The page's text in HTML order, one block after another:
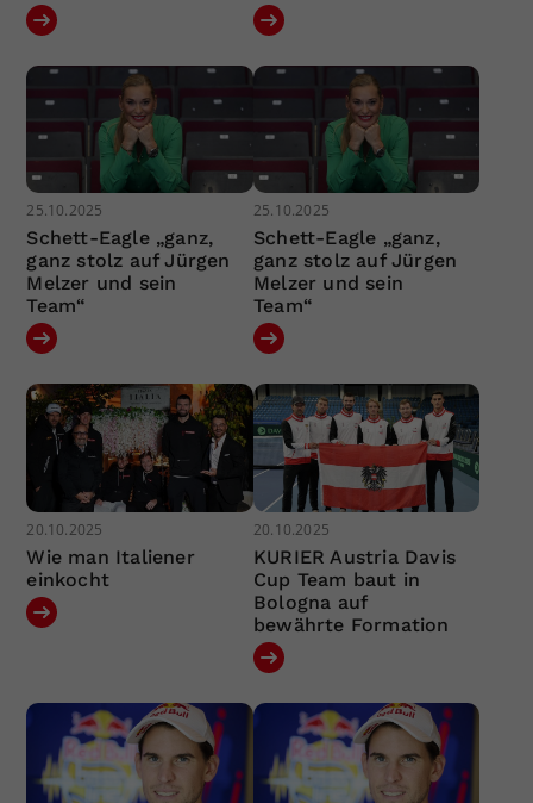
25.10.2025
Schett-Eagle „ganz,
ganz stolz auf Jürgen
Melzer und sein
Team“
25.10.2025
Schett-Eagle „ganz,
ganz stolz auf Jürgen
Melzer und sein
Team“
20.10.2025
Wie man Italiener
einkocht
20.10.2025
KURIER Austria Davis
Cup Team baut in
Bologna auf
bewährte Formation